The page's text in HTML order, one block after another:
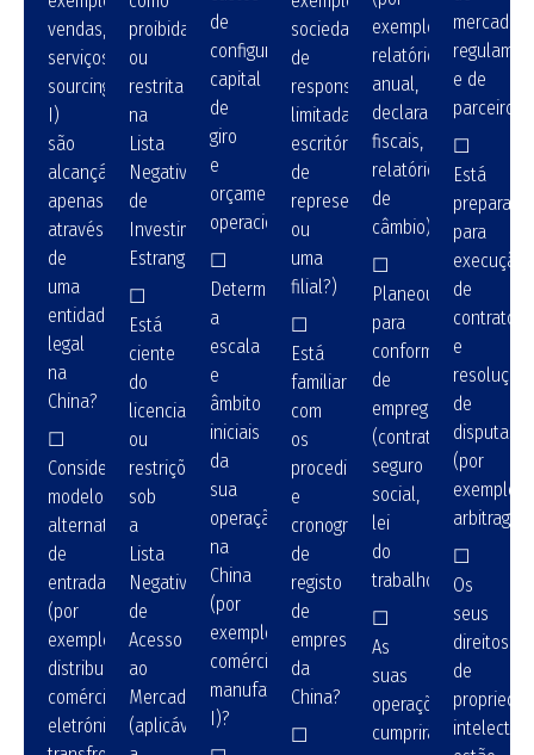
vendas,
serviços,
sourcing,
I)
são
alcançáveis
apenas
através
de
uma
entidade
legal
na
China?
☐
Considerou
modelos
alternativos
de
entrada
(por
exemplo,
distribuidores,
comércio
eletrónico
proibida
ou
restrita
na
Lista
Negativa
de
Investimento
Estrangeiro?
☐
Está
ciente
do
licenciamento
ou
restrições
sob
a
Lista
Negativa
de
Acesso
ao
Mercado
(aplicável
de
configuração,
capital
de
giro
e
orçamento
operacional?
☐
Determinou
a
escala
e
âmbito
iniciais
da
sua
operação
na
China
(por
exemplo,
comércio,
manufatura,
I)?
sociedade
de
responsabilidade
limitada,
escritório
de
representação
ou
uma
filial?)
☐
Está
familiarizado
com
os
procedimentos
e
cronogramas
de
registo
de
empresas
da
China?
☐
exemplo,
relatório
anual,
declarações
fiscais,
relatório
de
câmbio)?
☐
Planeou
para
conformidade
de
emprego
(contratos,
seguro
social,
lei
do
trabalho)?
☐
As
suas
operações
cumprirão
mercado,
e de
parceiros?
☐
Está
preparado
para
execução
de
contratos
e
resolução
de
disputas
(por
exemplo,
☐
Os
seus
direitos
de
intelectual